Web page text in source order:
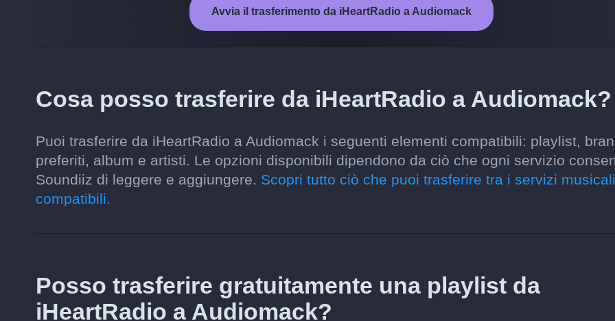
Avvia il trasferimento da iHeartRadio a Audiomack
Cosa posso trasferire da iHeartRadio a Audiomack?
Puoi trasferire da iHeartRadio a Audiomack i seguenti elementi compatibili: playlist,
preferiti, album e artisti. Le opzioni disponibili dipendono da ciò che ogni servizio
Soundiiz di leggere e aggiungere. Scopri tutto ciò che puoi trasferire tra i servizi musicali
compatibili.
Posso trasferire gratuitamente una playlist da
iHeartRadio a Audiomack?